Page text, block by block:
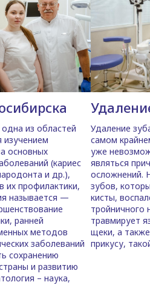
из областей
изучением
основных
(кариес
и др.),
их профилактики,
называется —
ранней
методов
заболеваний
сохранению
и развитию
– наука,
Удаление
самом
уже
являться
осложнений.
зубов,
кисты,
тройничного
травмирует
щеки, а
прикусу,